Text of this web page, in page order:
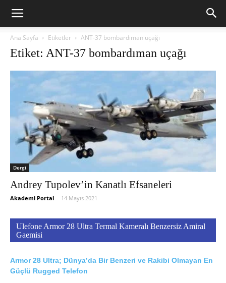
Ana Sayfa Etiketler ANT-37 bombardıman uçağı
Etiket: ANT-37 bombardıman uçağı
Dergi
Andrey Tupolev’in Kanatlı Efsaneleri
Akademi Portal - 14 Mayıs 2021
Ulefone Armor 28 Ultra Termal Kameralı Benzersiz Amiral
Gaemisi
Armor 28 Ultra; Dünya’da Bir Benzeri ve Rakibi Olmayan En
Güçlü Rugged Telefon